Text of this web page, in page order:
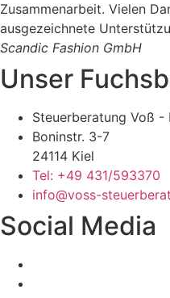
Zusammenarbeit. Vielen
ausgezeichnete
Scandic Fashion GmbH
Unser
Steuerberatung Voß -
Boninstr. 3-7
24114 Kiel
Tel: +49 431/593370
info@voss-
Social Media